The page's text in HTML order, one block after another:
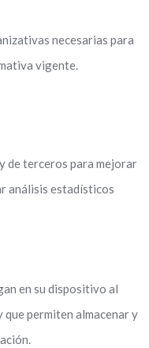
necesarias para
vigente.
de terceros para mejorar
análisis estadísticos
en su dispositivo al
que permiten almacenar y